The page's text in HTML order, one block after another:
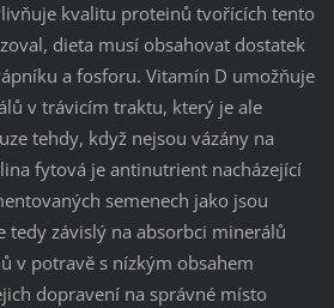
kvalitu proteinů tvořících tento
dieta musí obsahovat dostatek
a fosforu. Vitamín D umožňuje
v trávicím traktu, který je ale
tehdy, když nejsou vázány na
fytová je antinutrient nacházející
semenech jako jsou
tedy závislý na absorbci minerálů
v potravě s nízkým obsahem
dopravení na správné místo